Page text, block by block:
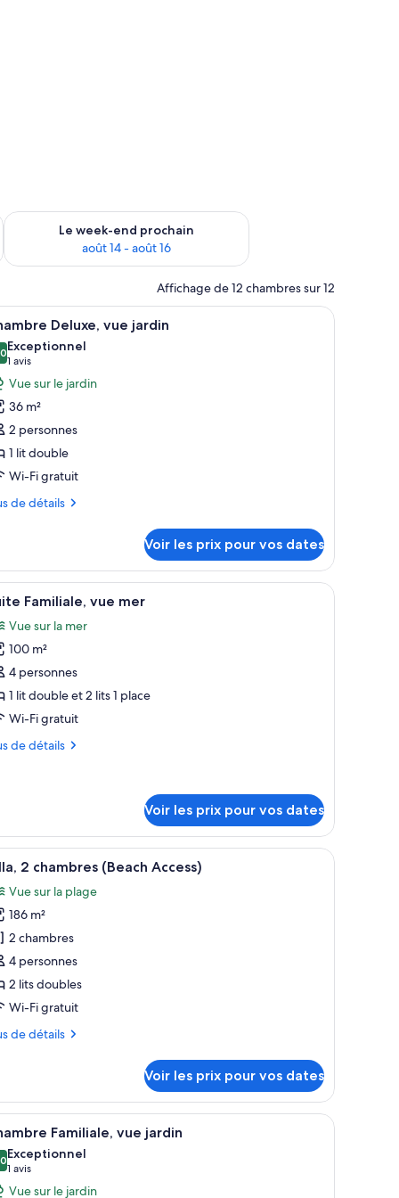
août 7 - août 9
Le week-end prochain
août 14 - août 16
Vérifier la disponibilité pour le week-end prochain août 14 -
Affichage de 12 chambres sur 12
zone de sièges couverte, comprenant deux chaises blanches et une
:
Une chambre à coucher avec un lit, des
6 Deluxe, vue jardin
sur 10
Exceptionnel
1 avis
(1 avis)
Vue sur le jardin
36 m²
2 personnes
1 lit double
Wi-Fi gratuit
de détails
Voir les prix pour vos dates
en bois, un lavabo blanc et des toilettes.
:
Une pièce avec un mur en briques, deux
11 Familiale, vue mer
Vue sur la mer
100 m²
4 personnes
1 lit double et 2 lits 1 place
Wi-Fi gratuit
de détails
Voir les prix pour vos dates
tuiles, des portes en bois et un toit de chaume au-dessus d’un espace
:
Une chambre à coucher avec un lit, un
7 2 chambres (Beach Access)
Vue sur la plage
186 m²
2 chambres
4 personnes
2 lits doubles
Wi-Fi gratuit
de détails
Voir les prix pour vos dates
au-dessus.
bois, une chaise en osier et une table en verre avec un dessous de verre.
Une chambre à coucher avec un lit en bois,
14 Familiale, vue jardin
sur 10
Exceptionnel
1 avis
(1 avis)
Vue sur le jardin